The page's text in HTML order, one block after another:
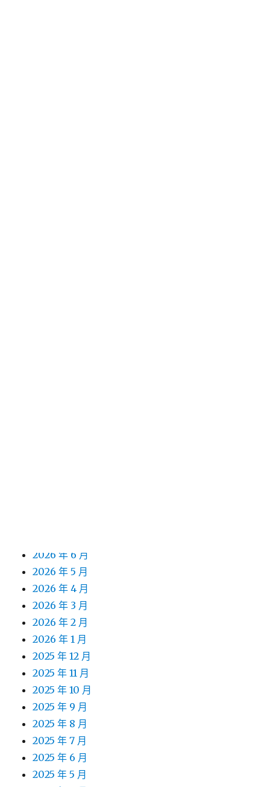
2026 年 6 月
2026 年 5 月
2026 年 4 月
2026 年 3 月
2026 年 2 月
2026 年 1 月
2025 年 12 月
2025 年 11 月
2025 年 10 月
2025 年 9 月
2025 年 8 月
2025 年 7 月
2025 年 6 月
2025 年 5 月